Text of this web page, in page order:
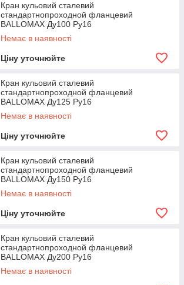
Кран кульовий сталевий
стандартнопроходной фланцевий
BALLOMAX Ду100 Ру16
Немає в наявності
Ціну уточнюйте
Кран кульовий сталевий
стандартнопроходной фланцевий
BALLOMAX Ду125 Ру16
Немає в наявності
Ціну уточнюйте
Кран кульовий сталевий
стандартнопроходной фланцевий
BALLOMAX Ду150 Ру16
Немає в наявності
Ціну уточнюйте
Кран кульовий сталевий
стандартнопроходной фланцевий
BALLOMAX Ду200 Ру16
Немає в наявності